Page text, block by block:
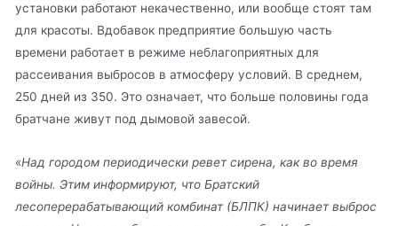
установки работают некачественно, или вообще стоят там
для красоты. Вдобавок предприятие большую часть
времени работает в режиме неблагоприятных для
рассеивания выбросов в атмосферу условий. В среднем,
250 дней из 350. Это означает, что больше половины года
братчане живут под дымовой завесой.
«Над городом периодически ревет сирена, как во время
войны. Этим информируют, что Братский
лесоперерабатывающий комбинат (БЛПК) начинает выброс